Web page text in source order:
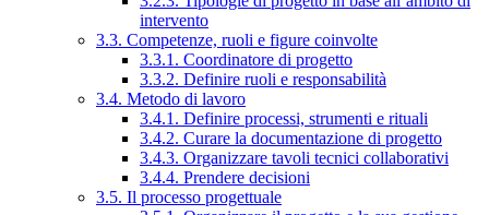
intervento
3.3. Competenze, ruoli e figure coinvolte
3.3.1. Coordinatore di progetto
3.3.2. Definire ruoli e responsabilità
3.4. Metodo di lavoro
3.4.1. Definire processi, strumenti e rituali
3.4.2. Curare la documentazione di progetto
3.4.3. Organizzare tavoli tecnici collaborativi
3.4.4. Prendere decisioni
3.5. Il processo progettuale